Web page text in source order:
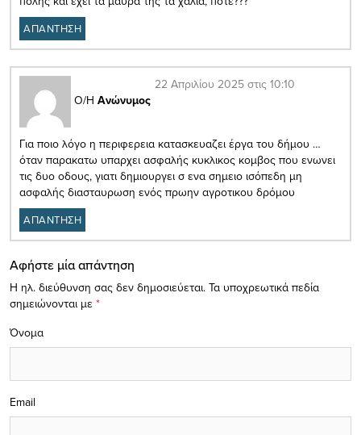
ΑΠΑΝΤΗΣΗ
Ο/Η Ανώνυμος
22 Απριλίου 2025 στις 10:10
Για ποιο λόγο η περιφερεια κατασκευαζει έργα του δήμου …
όταν παρακατω υπαρχει ασφαλής κυκλικος κομβος που ενωνει
τις δυο οδους, γιατι δημιουργει σ ενα σημειο ισόπεδη μη
ασφαλής διασταυρωση ενός πρωην αγροτικου δρόμου
ΑΠΑΝΤΗΣΗ
Αφήστε μία απάντηση
Η ηλ. διεύθυνση σας δεν δημοσιεύεται. Τα υποχρεωτικά πεδία
σημειώνονται με *
Όνομα
Email